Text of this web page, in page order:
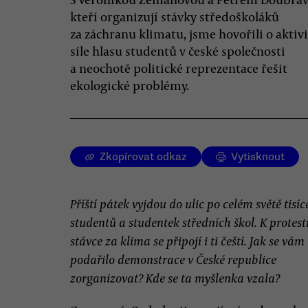
kteří organizují stávky středoškoláků
za záchranu klimatu, jsme hovořili o
síle hlasu studentů v české společnosti
a neochotě politické reprezentace řešit
ekologické problémy.
Zkopírovat odkaz Vytisknout
Příští pátek vyjdou do ulic po celém světě
studentů a studentek středních škol. K
stávce za klima se připojí i ti čeští. Jak se vám
podařilo demonstrace v České republice
zorganizovat? Kde se ta myšlenka vzala?